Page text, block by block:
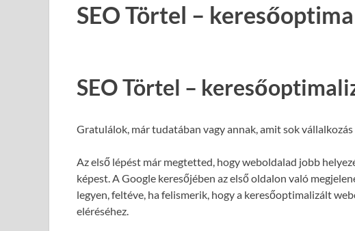
SEO Törtel –
SEO Törtel –
Gratulálok, már tudatában vagy annak, amit sok
Az első lépést már megtetted, hogy weboldalad jobb
képest. A Google keresőjében az első oldalon való
legyen, feltéve, ha felismerik, hogy a keresőoptimalizált
eléréséhez.